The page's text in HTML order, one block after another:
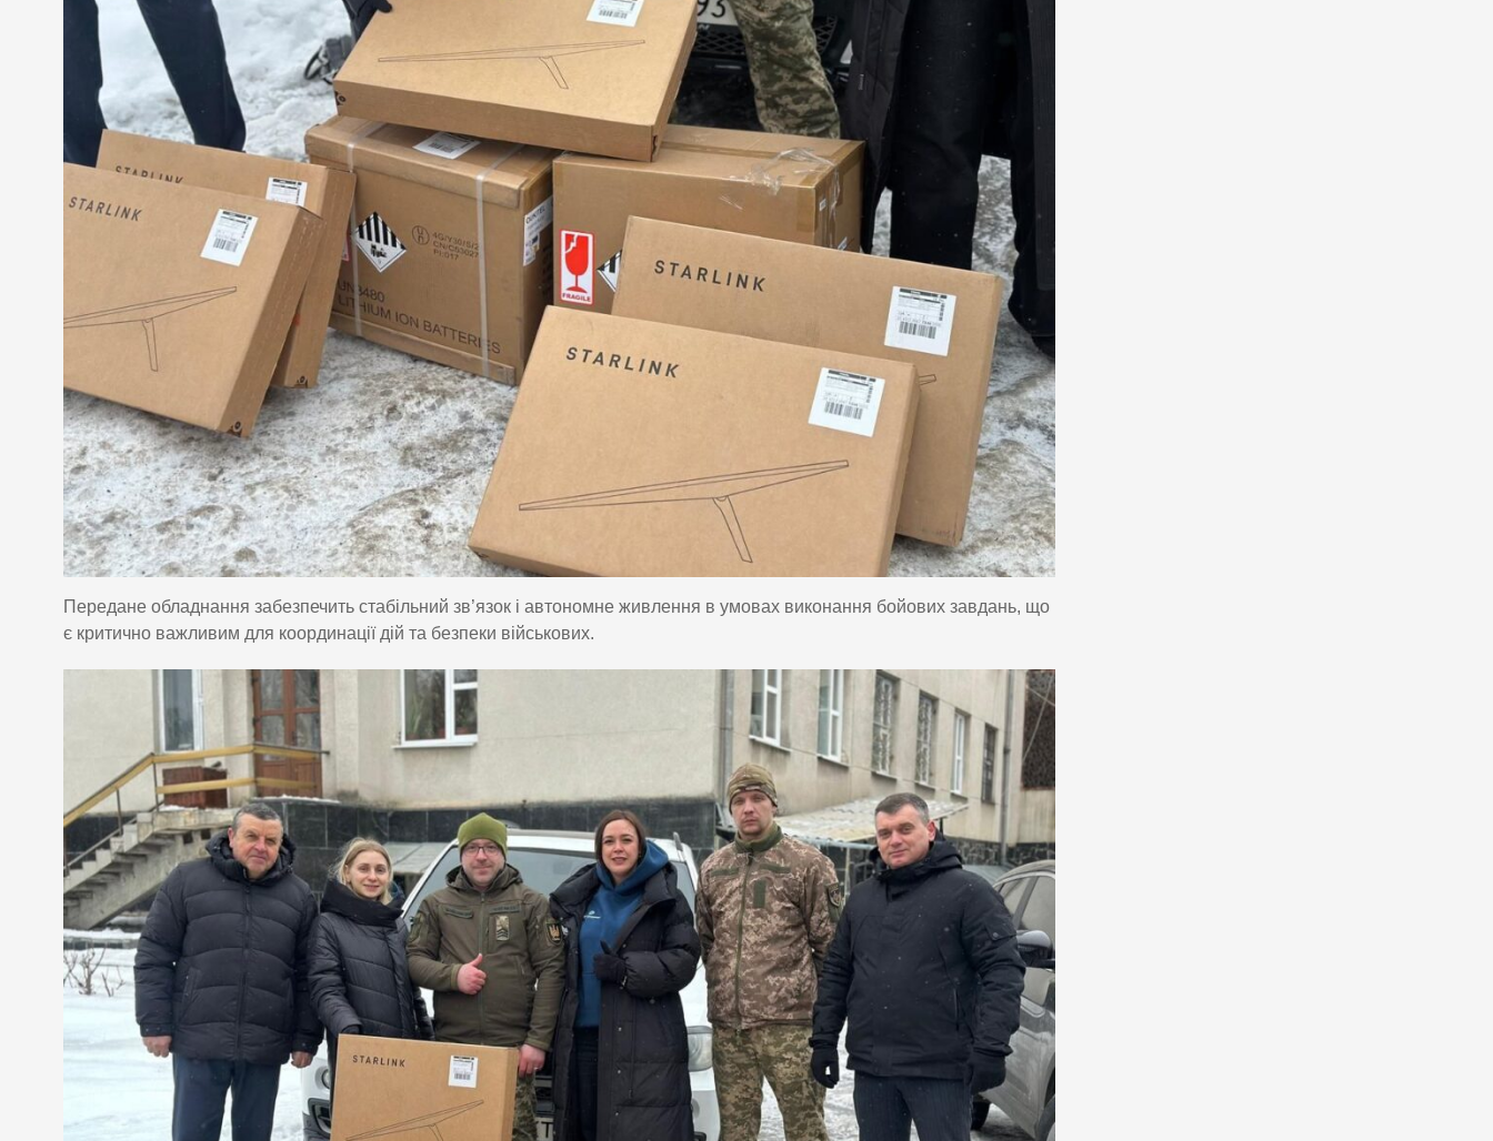
Передане обладнання забезпечить стабільний зв’язок і автономне живлення в умовах виконання бойових завдань, що
є критично важливим для координації дій та безпеки військових.